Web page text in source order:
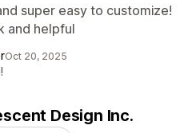
super easy to customize!
and helpful
Oct 20, 2025
Design Inc.